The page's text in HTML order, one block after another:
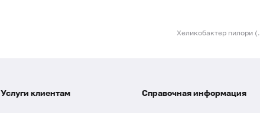
Услуги клиентам Справочная информация